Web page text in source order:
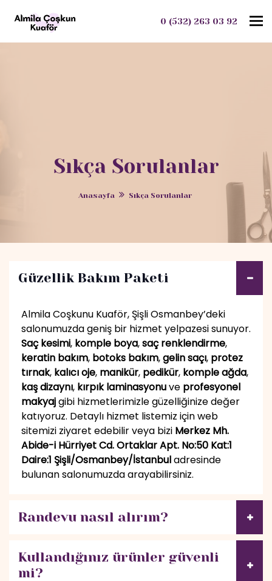
0 (532) 263 03 92
Sıkça Sorulanlar
Anasayfa Sıkça Sorulanlar
Güzellik Bakım Paketi
Almila Coşkunu Kuaför, Şişli Osmanbey’deki
salonumuzda geniş bir hizmet yelpazesi sunuyor.
Saç kesimi, komple boya,saç renklendirme,
keratin bakım, botoks bakım,gelin saçı, protez
tırnak, kalıcı oje, manikür, pedikür, komple ağda,
kaş dizaynı, kırpık laminasyonuve profesyonel
makyajgibi hizmetlerimizle güzelliğinize değer
katıyoruz. Detaylı hizmet listemiz için web
sitemizi ziyaret edebilir veya bizi Merkez Mh.
Abide-i Hürriyet Cd. Ortaklar Apt. No:50 Kat:1
Daire:1 Şişli/Osmanbey/İstanbuladresinde
bulunan salonumuzda arayabilirsiniz.
Randevu nasıl alırım?
Kullandığınız ürünler güvenli
mi?